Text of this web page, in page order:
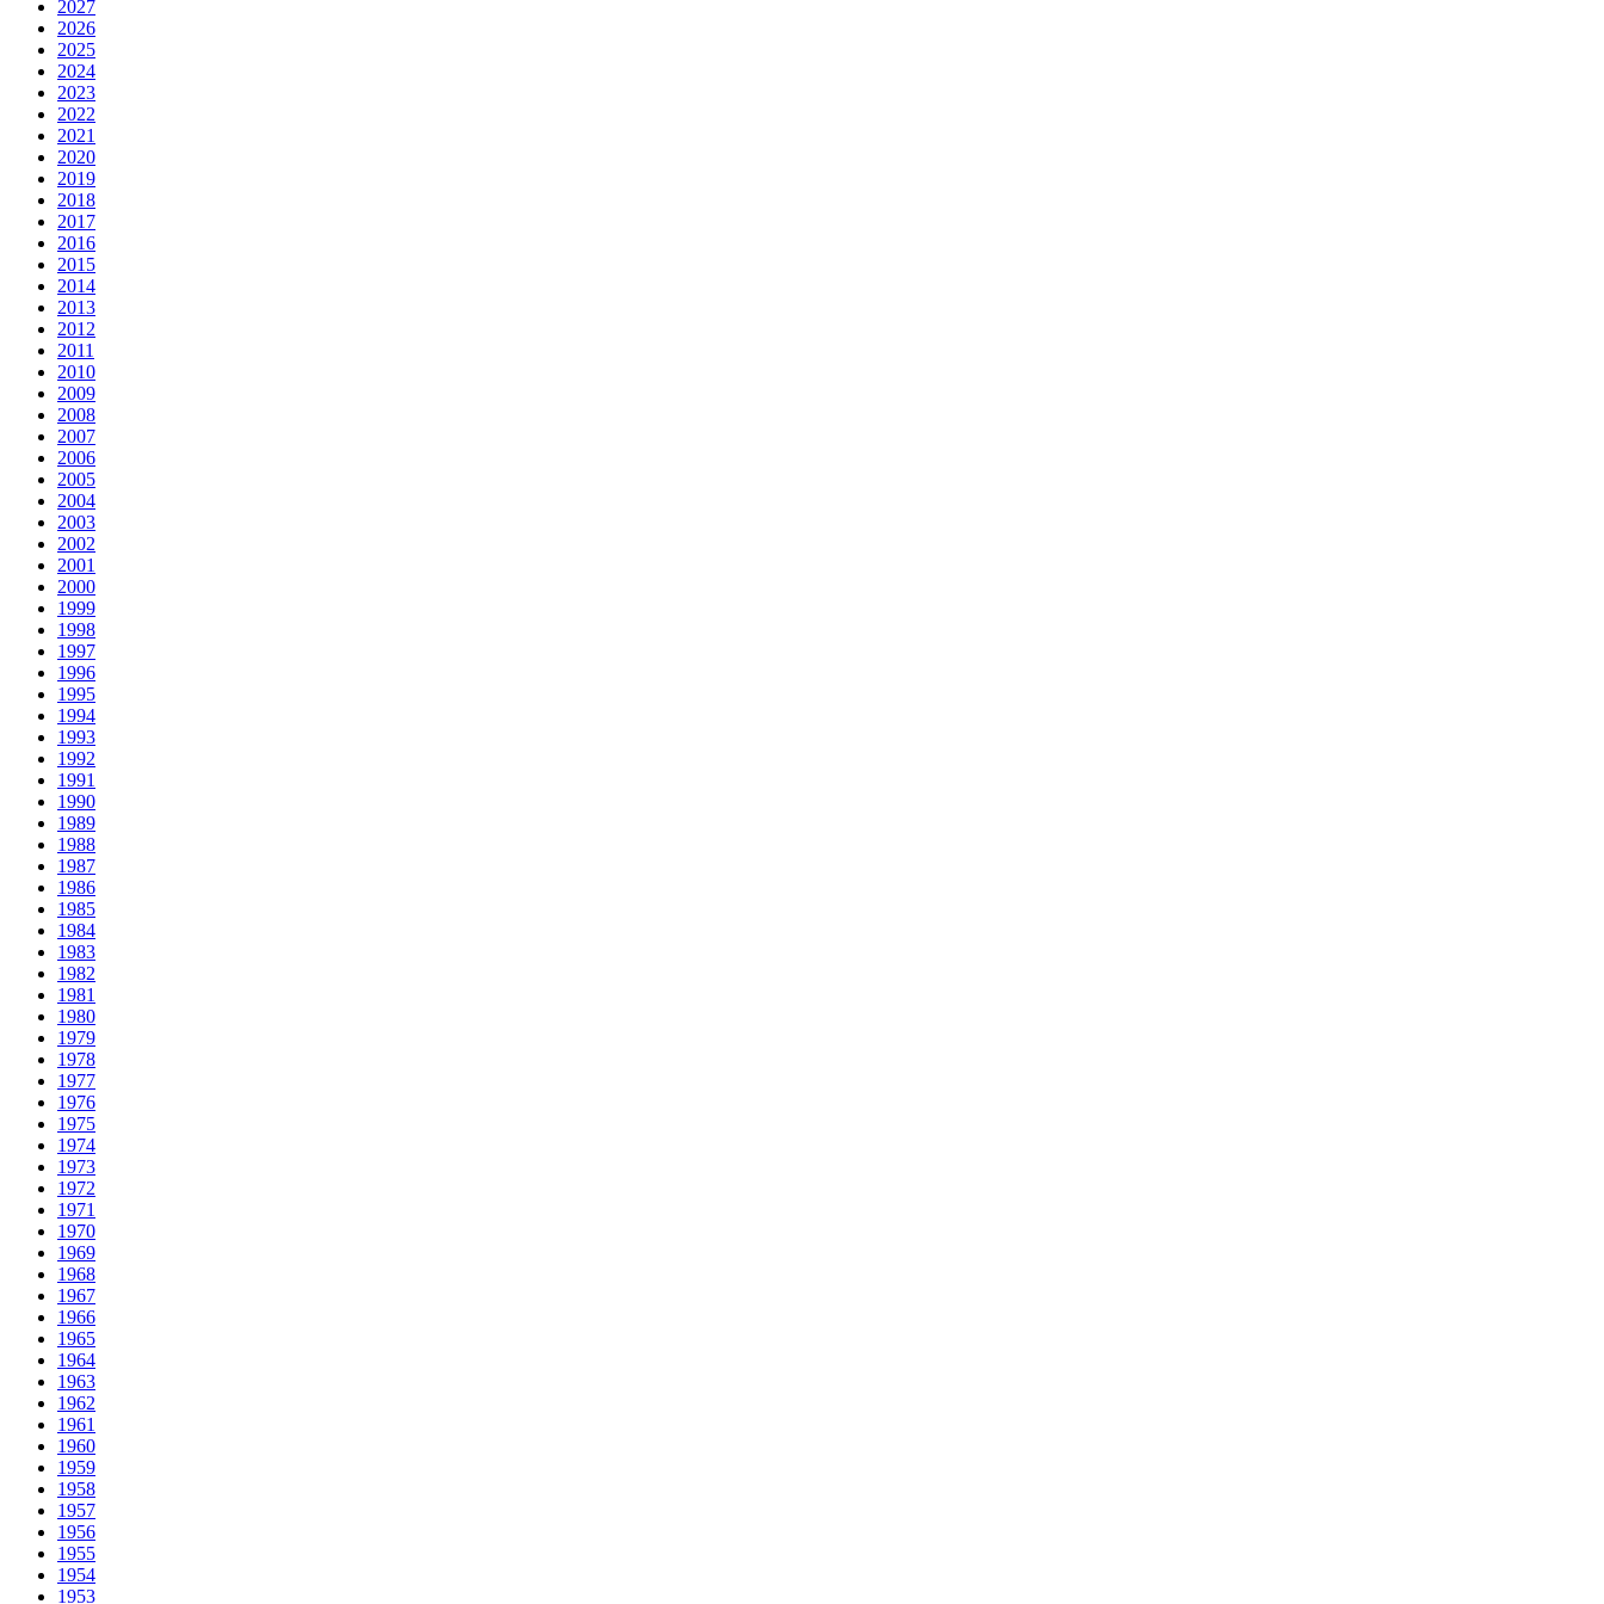
2027
2026
2025
2024
2023
2022
2021
2020
2019
2018
2017
2016
2015
2014
2013
2012
2011
2010
2009
2008
2007
2006
2005
2004
2003
2002
2001
2000
1999
1998
1997
1996
1995
1994
1993
1992
1991
1990
1989
1988
1987
1986
1985
1984
1983
1982
1981
1980
1979
1978
1977
1976
1975
1974
1973
1972
1971
1970
1969
1968
1967
1966
1965
1964
1963
1962
1961
1960
1959
1958
1957
1956
1955
1954
1953